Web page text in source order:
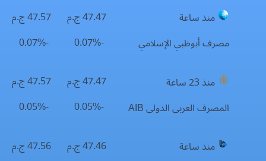
منذ ساعة
مصرف أبوظبي الإسلامي
47.47 ج.م
47.57 ج.م
منذ 23 ساعة
المصرف العربى الدولى AIB
47.47 ج.م
47.57 ج.م
منذ ساعة
47.46 ج.م
47.56 ج.م